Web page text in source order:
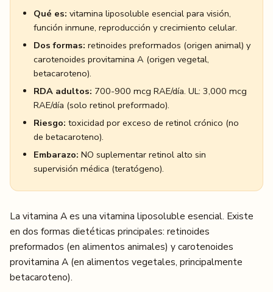
Qué es: vitamina liposoluble esencial para visión,
función inmune, reproducción y crecimiento celular.
Dos formas: retinoides preformados (origen animal) y
carotenoides provitamina A (origen vegetal,
betacaroteno).
RDA adultos: 700-900 mcg RAE/día. UL: 3,000 mcg
RAE/día (solo retinol preformado).
Riesgo: toxicidad por exceso de retinol crónico (no
de betacaroteno).
Embarazo: NO suplementar retinol alto sin
supervisión médica (teratógeno).
La vitamina A es una vitamina liposoluble esencial. Existe
en dos formas dietéticas principales: retinoides
preformados (en alimentos animales) y carotenoides
provitamina A (en alimentos vegetales, principalmente
betacaroteno).